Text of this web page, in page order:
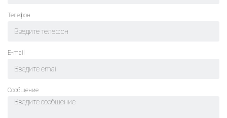
Телефон
E-mail
Cообщение